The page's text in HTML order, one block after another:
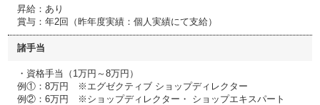
昇給：あり
賞与：年2回（昨年度実績：個人実績にて支給）
諸手当
・資格手当（1万円～8万円）
例①：8万円 ※エグゼクティブ ショップディレクター
例②：6万円 ※ショップディレクター・ ショップエキスパート